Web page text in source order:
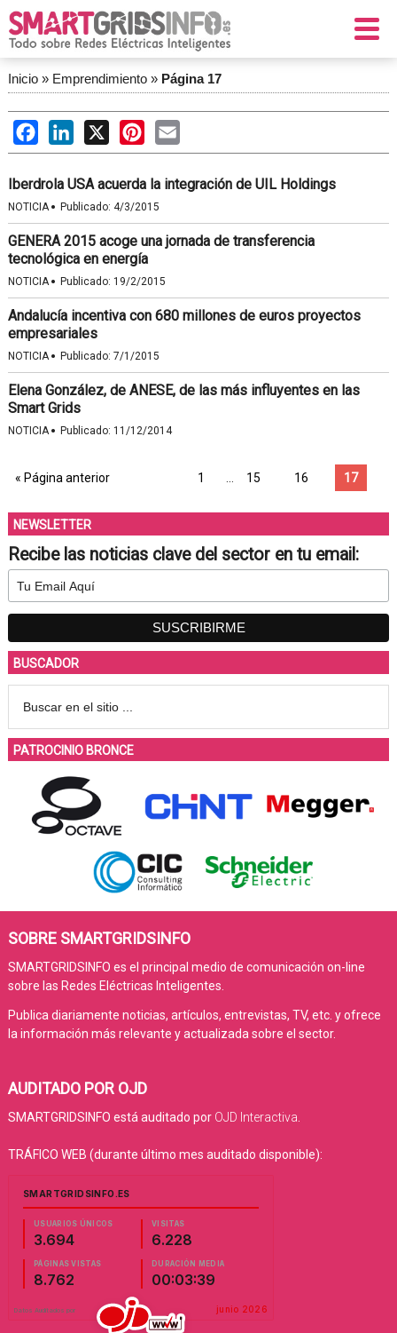
Inicio» Emprendimiento» Página 17
FacebookLinkedIn
X PinterestEmail
Iberdrola USA acuerda la integración de UIL Holdings
NOTICIA· Publicado: 4/3/2015
GENERA 2015 acoge una jornada de transferencia
tecnológica en energía
NOTICIA· Publicado: 19/2/2015
Andalucía incentiva con 680 millones de euros proyectos
empresariales
NOTICIA· Publicado: 7/1/2015
Elena González, de ANESE, de las más influyentes en las
Smart Grids
NOTICIA· Publicado: 11/12/2014
« Página anterior 1 15 16 17
NEWSLETTER
Recibe las noticias clave del sector en tu email:
BUSCADOR
PATROCINIO BRONCE
SOBRE SMARTGRIDSINFO
SMARTGRIDSINFO es el principal medio de comunicación on-line
sobre las Redes Eléctricas Inteligentes.
Publica diariamente noticias, artículos, entrevistas, TV, etc. y ofrece
la información más relevante y actualizada sobre el sector.
AUDITADO POR OJD
SMARTGRIDSINFO está auditado por OJD Interactiva
TRÁFICO WEB (durante último mes auditado disponible):